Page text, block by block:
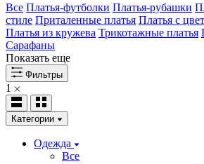
Все Платья-футболки Платья-рубашки
стиле Приталенные платья Платья с
Платья из кружева Трикотажные платья
Сарафаны
Показать еще
Фильтры
1
Категории
Одежда
Все